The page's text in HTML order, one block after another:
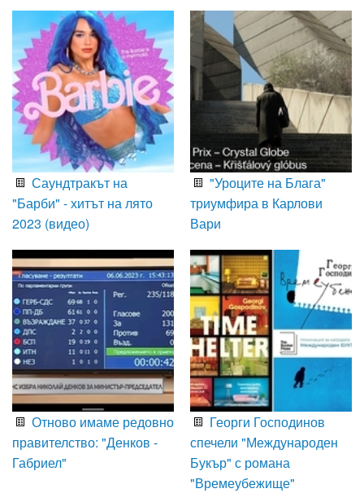
Саундтракът на
"Барби" - хитът на лято
2023 (видео)
"Уроците на Блага"
триумфира в Карлови
Вари
Отново имаме редовно
правителство: "Денков -
Габриел"
Георги Господинов
спечели "Международен
Букър" с романа
"Времеубежище"